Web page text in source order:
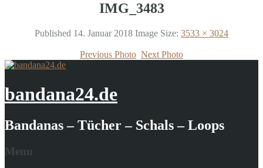
IMG_3483
Published 14. Januar 2018 Image Size: 3533 × 3024
Previous Photo Next Photo
bandana24.de
Bandanas – Tücher – Schals – Loops
Menu